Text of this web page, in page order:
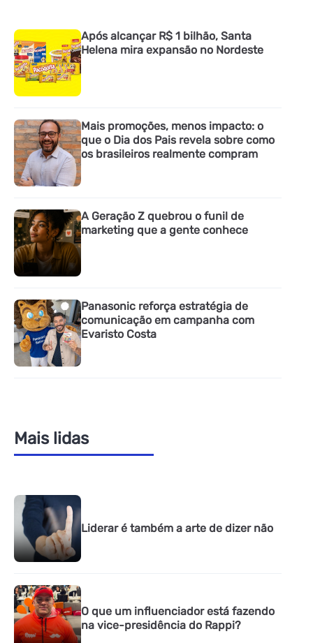
Após alcançar R$ 1 bilhão, Santa
Helena mira expansão no Nordeste
Mais promoções, menos impacto: o
que o Dia dos Pais revela sobre como
os brasileiros realmente compram
A Geração Z quebrou o funil de
marketing que a gente conhece
Panasonic reforça estratégia de
comunicação em campanha com
Evaristo Costa
Mais lidas
Liderar é também a arte de dizer não
O que um influenciador está fazendo
na vice-presidência do Rappi?